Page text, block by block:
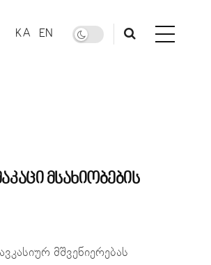
KA EN
მსახიობების
მშვენიერებას